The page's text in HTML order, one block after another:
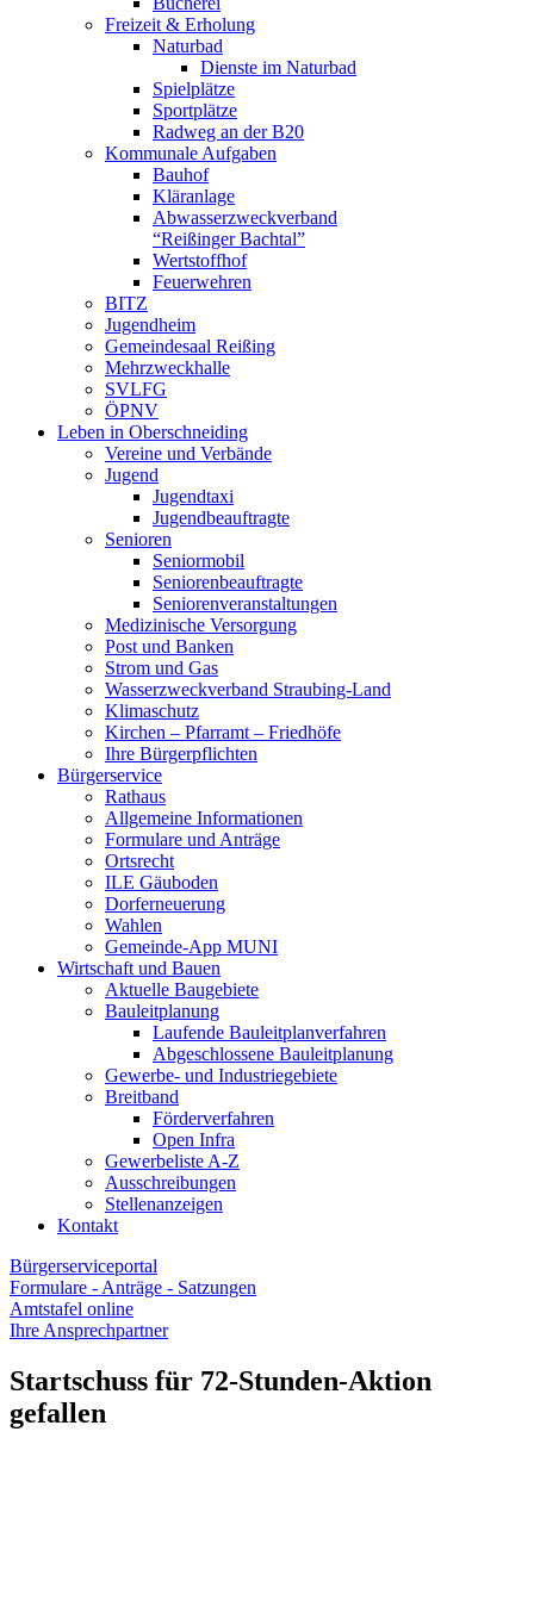
Freizeit & Erholung
Naturbad
Dienste im Naturbad
Spielplätze
Sportplätze
Radweg an der B20
Kommunale Aufgaben
Bauhof
Kläranlage
Abwasserzweckverband
“Reißinger Bachtal”
Wertstoffhof
Feuerwehren
BITZ
Jugendheim
Gemeindesaal Reißing
Mehrzweckhalle
SVLFG
ÖPNV
Leben in Oberschneiding
Vereine und Verbände
Jugend
Jugendtaxi
Jugendbeauftragte
Senioren
Seniormobil
Seniorenbeauftragte
Seniorenveranstaltungen
Medizinische Versorgung
Post und Banken
Strom und Gas
Wasserzweckverband Straubing-Land
Klimaschutz
Kirchen – Pfarramt – Friedhöfe
Ihre Bürgerpflichten
Bürgerservice
Rathaus
Allgemeine Informationen
Formulare und Anträge
Ortsrecht
ILE Gäuboden
Dorferneuerung
Wahlen
Gemeinde-App MUNI
Wirtschaft und Bauen
Aktuelle Baugebiete
Bauleitplanung
Laufende Bauleitplanverfahren
Abgeschlossene Bauleitplanung
Gewerbe- und Industriegebiete
Breitband
Förderverfahren
Open Infra
Gewerbeliste A-Z
Ausschreibungen
Stellenanzeigen
Kontakt
Bürgerserviceportal
Formulare - Anträge - Satzungen
Amtstafel online
Ihre Ansprechpartner
Startschuss für 72-Stunden-Aktion
gefallen